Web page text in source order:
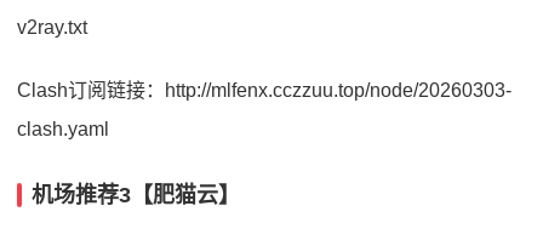
v2ray.txt
Clash订阅链接：http://mlfenx.cczzuu.top/node/20260303-
clash.yaml
机场推荐3【肥猫云】